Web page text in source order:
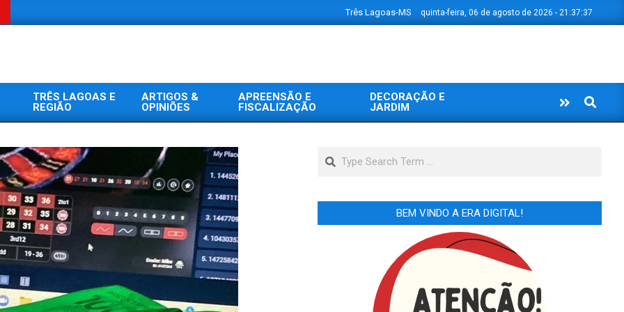
Três Lagoas-MS quinta-feira, 06 de agosto de 2026 - 21:37:38
TRÊS LAGOAS E
REGIÃO
ARTIGOS &
OPINIÕES
APREENSÃO E
FISCALIZAÇÃO
DECORAÇÃO E
JARDIM
Search
Search
BEM VINDO A ERA DIGITAL!